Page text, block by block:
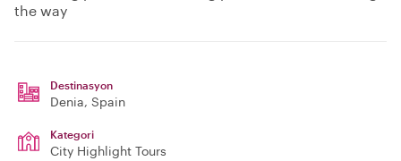
the way
Destinasyon
Denia, Spain
Kategori
City Highlight Tours